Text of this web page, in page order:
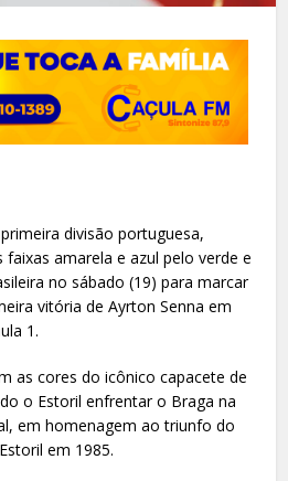
divisão portuguesa,
amarela e azul pelo verde e
no sábado (19) para marcar
vitória de Ayrton Senna em
1.
as cores do icônico capacete de
o Estoril enfrentar o Braga na
em homenagem ao triunfo do
em 1985.